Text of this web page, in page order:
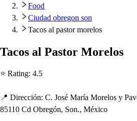
Food
Ciudad obregon son
Tacos al pastor morelos
Tacos al Pastor Morelos
⭐ Rating: 4.5
📍 Dirección: C. José María Morelos y
85110 Cd Obregón, Son., México